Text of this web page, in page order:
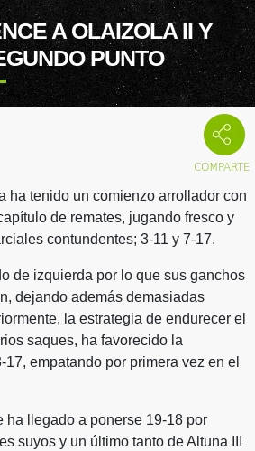
A OLAIZOLA II Y
PUNTO
ha tenido un comienzo arrollador con
de remates, jugando fresco y
contundentes; 3-11 y 7-17.
de izquierda por lo que sus ganchos
dejando además demasiadas
la estrategia de endurecer el
saques, ha favorecido la
empatando por primera vez en el
ha llegado a ponerse 19-18 por
suyos y un último tanto de Altuna III